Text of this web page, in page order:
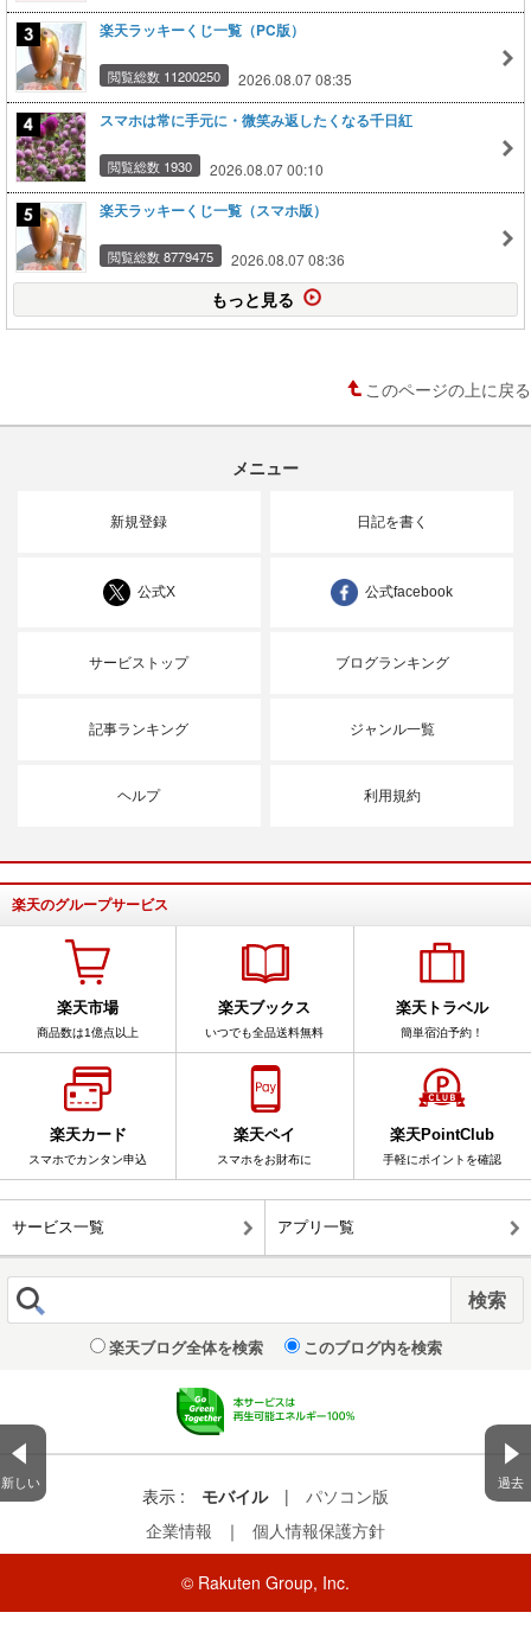
新しい 過去
楽天ラッキーくじ一覧（PC版）
閲覧総数 11200250 2026.08.07 08:35
スマホは常に手元に・微笑み返したくなる千日紅
閲覧総数 1930 2026.08.07 00:10
楽天ラッキーくじ一覧（スマホ版）
閲覧総数 8779475 2026.08.07 08:36
もっと見る
このページの上に戻る
メニュー
新規登録 日記を書く
公式X 公式facebook
サービストップ ブログランキング
記事ランキング ジャンル一覧
ヘルプ 利用規約
楽天のグループサービス
楽天市場
商品数は1億点以上
楽天ブックス
いつでも全品送料無料
楽天トラベル
簡単宿泊予約！
楽天カード
スマホでカンタン申込
楽天ペイ
スマホをお財布に
楽天PointClub
手軽にポイントを確認
サービス一覧 アプリ一覧
楽天ブログ全体を検索 このブログ内を検索
表示 : モバイル |
パソコン版
企業情報
｜ 個人情報保護方針
© Rakuten Group, Inc.